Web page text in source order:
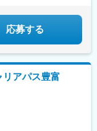
前駅、道後温泉駅、馬出
ティノース駅、いづろ
市役所前駅(広島県)、
応募する
アパス豊富